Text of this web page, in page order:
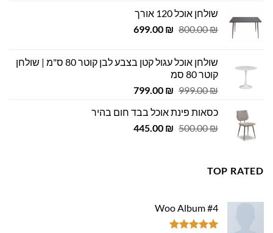
500.00 ₪.שולחן אוכל 120 אורך
800.00₪
המחיר
800.00 ₪.
699.00 ₪
המחיר
699.00 ₪.
שולחן אוכל עגול קטן בצבע לבן קוטר 80 ס"מ | שולחן
קוטר 80 סמ
999.00₪
המחיר
היה:
999.00 ₪.
799.00 ₪
המחיר
הוא:
799.00 ₪.
כסאות פינת אוכל בבד חום בהיר
500.00₪
המחיר
445.00 ₪
המחיר
TOP RATED
Woo Album #4